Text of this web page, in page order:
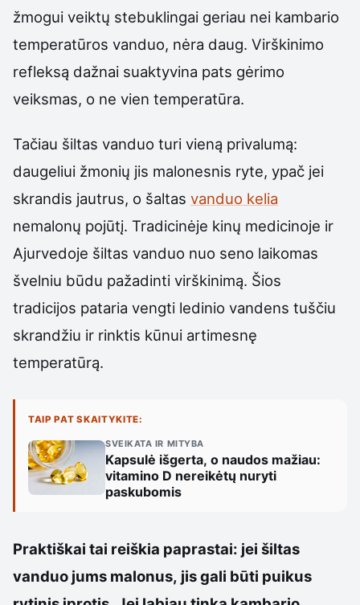
žmogui veiktų stebuklingai geriau nei kambario
temperatūros vanduo, nėra daug. Virškinimo
refleksą dažnai suaktyvina pats gėrimo
veiksmas, o ne vien temperatūra.
Tačiau šiltas vanduo turi vieną privalumą:
daugeliui žmonių jis malonesnis ryte, ypač jei
skrandis jautrus, o šaltas vanduo kelia
nemalonų pojūtį. Tradicinėje kinų medicinoje ir
Ajurvedoje šiltas vanduo nuo seno laikomas
švelniu būdu pažadinti virškinimą. Šios
tradicijos pataria vengti ledinio vandens tuščiu
skrandžiu ir rinktis kūnui artimesnę
temperatūrą.
TAIP PAT SKAITYKITE:
SVEIKATA IR MITYBA
Kapsulė išgerta, o naudos mažiau:
vitamino D nereikėtų nuryti
paskubomis
Praktiškai tai reiškia paprastai: jei šiltas
vanduo jums malonus, jis gali būti puikus